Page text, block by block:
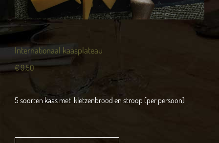
Internationaal kaasplateau
€9,50
5 soorten kaas met kletzenbrood en stroop (per persoon)